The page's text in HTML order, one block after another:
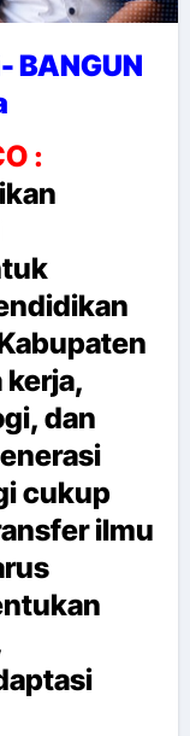
BANGUN
:
kerja,
dan
cukup
ilmu